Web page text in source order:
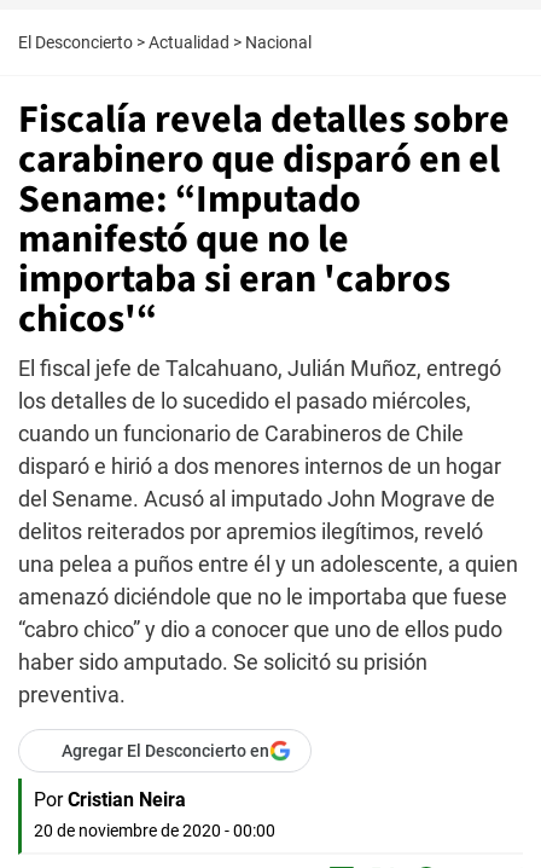
El Desconcierto >Actualidad > Nacional
Fiscalía revela detalles sobre
carabinero que disparó en el
Sename: “Imputado
manifestó que no le
importaba si eran 'cabros
chicos'“
El fiscal jefe de Talcahuano, Julián Muñoz, entregó
los detalles de lo sucedido el pasado miércoles,
cuando un funcionario de Carabineros de Chile
disparó e hirió a dos menores internos de un hogar
del Sename. Acusó al imputado John Mograve de
delitos reiterados por apremios ilegítimos, reveló
una pelea a puños entre él y un adolescente, a quien
amenazó diciéndole que no le importaba que fuese
“cabro chico” y dio a conocer que uno de ellos pudo
haber sido amputado. Se solicitó su prisión
preventiva.
Agregar El Desconcierto en
Por Cristian Neira
20 de noviembre de 2020 - 00:00